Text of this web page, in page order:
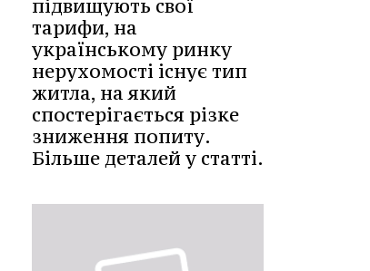
підвищують свої
тарифи, на
українському ринку
нерухомості існує тип
житла, на який
спостерігається різке
зниження попиту.
Більше деталей у статті.